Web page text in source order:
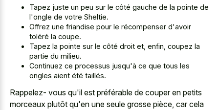
Tapez juste un peu sur le côté gauche de la pointe de
l'ongle de votre Sheltie.
Offrez une friandise pour le récompenser d'avoir
toléré la coupe.
Tapez la pointe sur le côté droit et, enfin, coupez la
partie du milieu.
Continuez ce processus jusqu'à ce que tous les
ongles aient été taillés.
Rappelez- vous qu'il est préférable de couper en petits
morceaux plutôt qu'en une seule grosse pièce, car cela